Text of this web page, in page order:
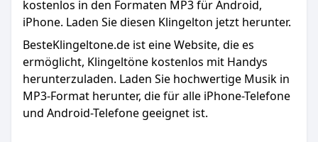
kostenlos in den Formaten MP3 für Android,
iPhone. Laden Sie diesen Klingelton jetzt herunter.
BesteKlingeltone.de ist eine Website, die es
ermöglicht, Klingeltöne kostenlos mit Handys
herunterzuladen. Laden Sie hochwertige Musik in
MP3-Format herunter, die für alle iPhone-Telefone
und Android-Telefone geeignet ist.